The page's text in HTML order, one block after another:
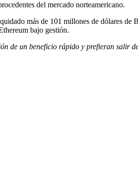
del mercado norteamericano.
más de 101 millones de dólares de
bajo gestión.
de un beneficio rápido y prefieran salir